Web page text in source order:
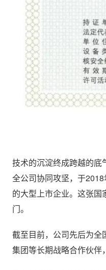
技术的沉淀终成跨越的底
全公司协同攻坚，于
的大型上市企业。这张
门。
截至目前，公司先后为全
集团等长期战略合作伙伴